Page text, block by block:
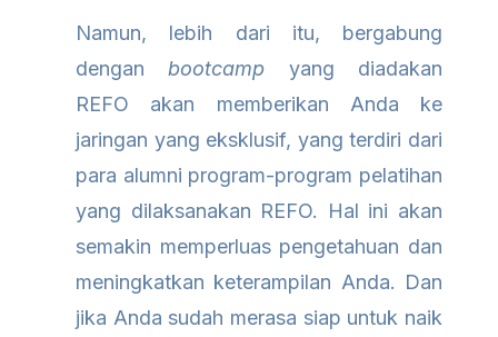
Namun, lebih dari itu, bergabung
denganbootcamp yang diadakan
REFO akan memberikan Anda ke
jaringan yang eksklusif, yang terdiri dari
para alumni program-program pelatihan
yang dilaksanakan REFO. Hal ini akan
semakin memperluas pengetahuan dan
meningkatkan keterampilan Anda. Dan
jika Anda sudah merasa siap untuk naik